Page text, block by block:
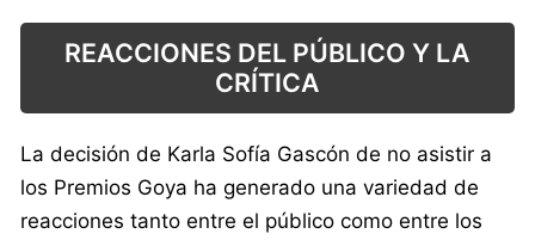
REACCIONES DEL PÚBLICO Y LA
CRÍTICA
La decisión de Karla Sofía Gascón de no asistir a
los Premios Goya ha generado una variedad de
reacciones tanto entre el público como entre los